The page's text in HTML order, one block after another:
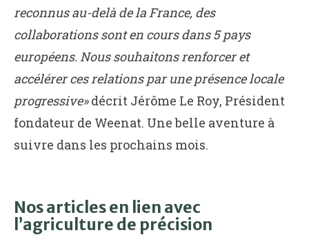
reconnus au-delà de la France, des
collaborations sont en cours dans 5 pays
européens. Nous souhaitons renforcer et
accélérer ces relations par une présence locale
progressive»décrit Jérôme Le Roy, Président
fondateur de Weenat. Une belle aventure à
suivre dans les prochains mois.
Nos articles en lien avec
l’agriculture de précision